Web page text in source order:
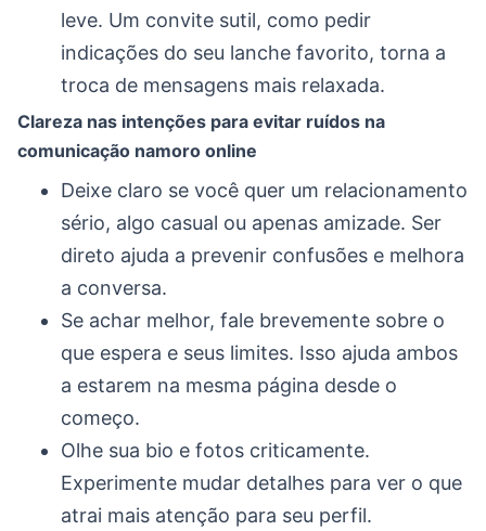
leve. Um convite sutil, como pedir
indicações do seu lanche favorito, torna a
troca de mensagens mais relaxada.
Clareza nas intenções para evitar ruídos na
comunicação namoro online
Deixe claro se você quer um relacionamento
sério, algo casual ou apenas amizade. Ser
direto ajuda a prevenir confusões e melhora
a conversa.
Se achar melhor, fale brevemente sobre o
que espera e seus limites. Isso ajuda ambos
a estarem na mesma página desde o
começo.
Olhe sua bio e fotos criticamente.
Experimente mudar detalhes para ver o que
atrai mais atenção para seu perfil.